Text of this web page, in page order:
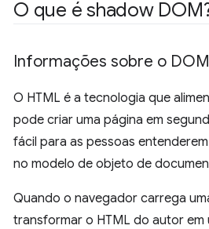
O que é shadow
Informações sobre o DOM
O HTML é a tecnologia que
pode criar uma página em
fácil para as pessoas
no modelo de objeto de
Quando o navegador carrega
transformar o HTML do autor